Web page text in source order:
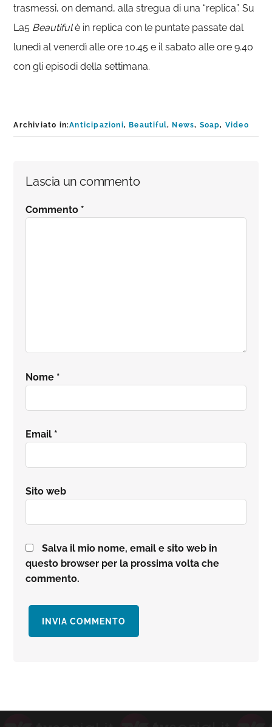
trasmessi, on demand, alla stregua di una “replica”. Su
La5 Beautifulè in replica con le puntate passate dal
lunedì al venerdì alle ore 10.45 e il sabato alle ore 9.40
con gli episodi della settimana.
Archiviato in:Anticipazioni,Beautiful,News, Soap, Video
Interazioni
del
Lascia un commento
Commento *
Nome *
Email *
Sito web
Salva il mio nome, email e sito web in
questo browser per la prossima volta che
commento.